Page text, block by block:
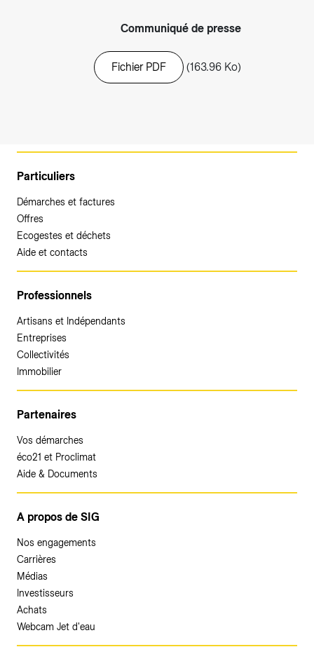
Communiqué de presse
Fichier PDF (163.96 Ko)
Particuliers
Démarches et factures
Offres
Ecogestes et déchets
Aide et contacts
Professionnels
Artisans et Indépendants
Entreprises
Collectivités
Immobilier
Partenaires
Vos démarches
éco21 et Proclimat
Aide & Documents
A propos de SIG
Nos engagements
Carrières
Médias
Investisseurs
Achats
Webcam Jet d'eau